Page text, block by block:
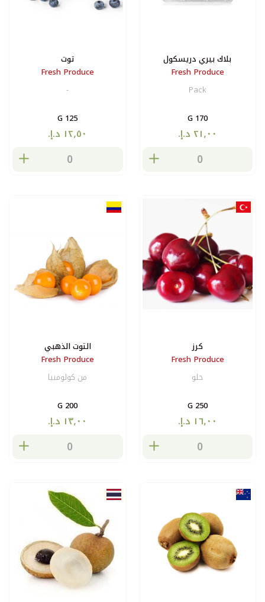
بلاك بيري دريسكول
Fresh Produce
Pack
170 G
توت
Fresh Produce
-
125 G
كرز
Fresh Produce
حلو
250 G
التوت الذهبي
Fresh Produce
من كولومبيا
200 G